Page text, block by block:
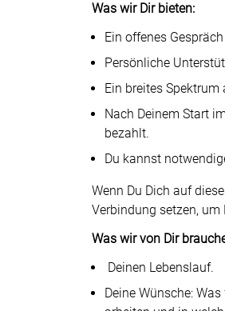
Was wir Dir bieten:
Ein offenes
Persönliche
Ein breites
Nach Deinem Start
bezahlt.
Du kannst
Wenn Du Dich auf
Verbindung setzen, um
Was wir von Dir
Deinen Lebenslauf.
Deine Wünsche: